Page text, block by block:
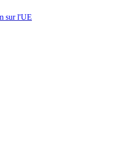
sur l'UE